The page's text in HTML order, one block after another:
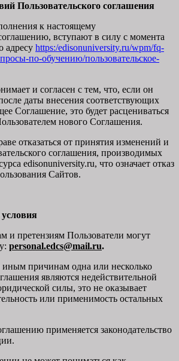
Пользовательского соглашения
к настоящему
вступают в силу с момента
адресу https:/edisonuniversity.ru/wpm/fq-
по-обучению/пользовательское-
и согласен с тем, что, если он
даты внесения соответствующих
Соглашение, это будет расцениваться
нового Соглашения.
отказаться от принятия изменений и
соглашения, производимых
edisonuniversity.ru, что означает отказ
Сайтов.
и претензиям Пользователи могут
personal.edcs@mail.ru.
причинам одна или несколько
являются недействительной
силы, это не оказывает
или применимость остальных
применяется законодательство